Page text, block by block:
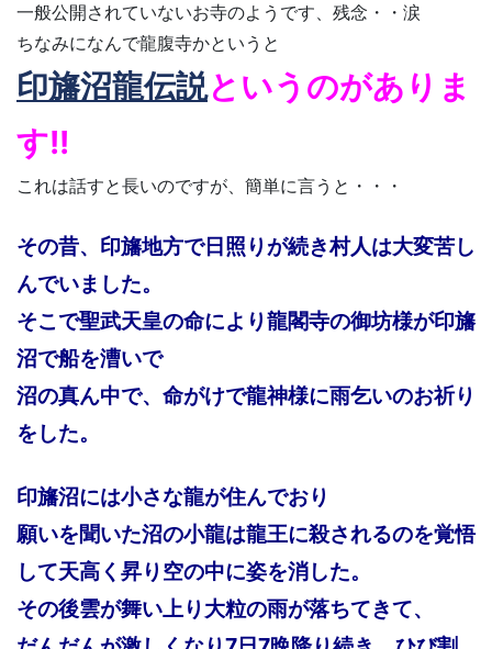
一般公開されていないお寺のようです、残念・・涙
ちなみになんで龍腹寺かというと
印旛沼龍伝説というのがありま
す!!
これは話すと長いのですが、簡単に言うと・・・
その昔、印旛地方で日照りが続き村人は大変苦し
んでいました。
そこで聖武天皇の命により龍閣寺の御坊様が印旛
沼で船を漕いで
沼の真ん中で、命がけで龍神様に雨乞いのお祈り
をした。
印旛沼には小さな龍が住んでおり
願いを聞いた沼の小龍は龍王に殺されるのを覚悟
して天高く昇り空の中に姿を消した。
その後雲が舞い上り大粒の雨が落ちてきて、